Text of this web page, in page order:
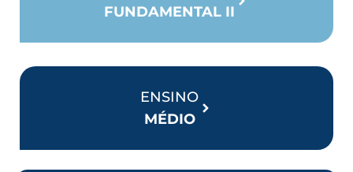
FUNDAMENTAL II
ENSINO
MÉDIO